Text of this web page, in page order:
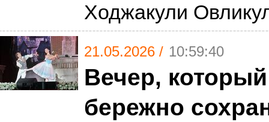
Ходжакули
21.05.2026 / 10:59:40
Вечер,
бережно